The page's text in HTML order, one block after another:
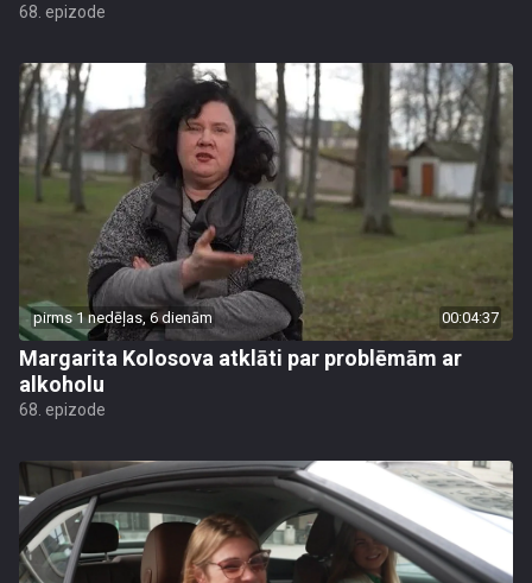
68. epizode
pirms 1 nedēļas, 6 dienām 00:04:37
Margarita Kolosova atklāti par problēmām ar
alkoholu
68. epizode